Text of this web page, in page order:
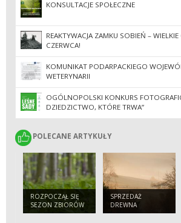
KONSULTACJE SPOŁECZNE
REAKTYWACJA ZAMKU SOBIEŃ –
CZERWCA!
KOMUNIKAT PODARPACKIEGO
WETERYNARII
OGÓLNOPOLSKI KONKURS
DZIEDZICTWO, KTÓRE TRWA”
POLECANE ARTYKUŁY
POLECANE ARTYKUŁY
ROZPOCZĄŁ SIĘ
SEZON ZBIORÓW
CZOSNKU
SPRZEDAŻ
DREWNA